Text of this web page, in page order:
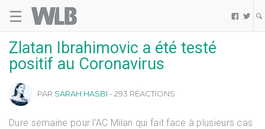
☰  
Zlatan Ibrahimovic a été testé
positif au Coronavirus
PAR SARAH HASBI - 293 RÉACTIONS
Dure semaine pour l’AC Milan qui fait face à plusieurs cas